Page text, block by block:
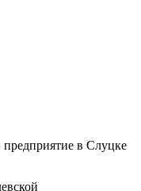
в Слуцке